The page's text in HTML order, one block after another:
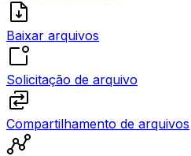
Baixar arquivos
Solicitação de arquivo
Compartilhamento de arquivos